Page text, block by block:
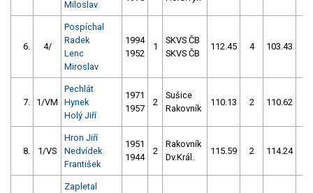
Miloslav
6. 4/
Pospíchal
Radek
Lenc
Miroslav
1994
1952
1
SKVS ČB
SKVS ČB
112.45 4 103.43
7. 1/VM
Pechlát
Hynek
Holý Jiří
1971
1957
2
Sušice
Rakovník
110.13 2 110.62
8. 1/VS
Hron Jiří
Nedvídek
František
1951
1944
2
Rakovník
Dv.Král.
115.59 2 114.24
Zapletal